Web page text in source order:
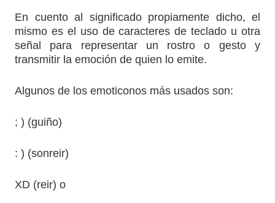
En cuento al significado propiamente dicho, el
mismo es el uso de caracteres de teclado u otra
señal para representar un rostro o gesto y
transmitir la emoción de quien lo emite.
Algunos de los emoticonos más usados son:
; ) (guiño)
: ) (sonreir)
XD (reir) o